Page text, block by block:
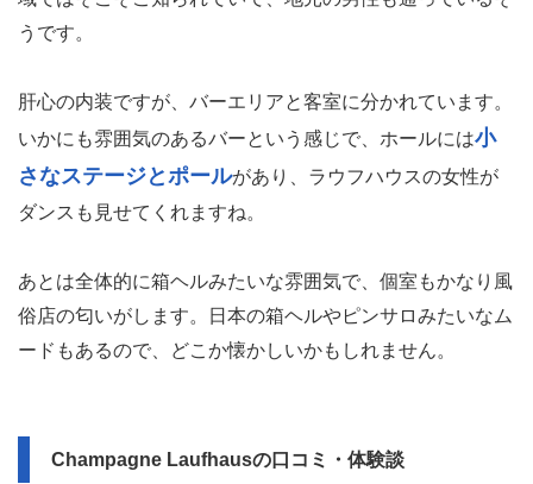
うです。
肝心の内装ですが、バーエリアと客室に分かれています。
いかにも雰囲気のあるバーという感じで、ホールには小
さなステージとポールがあり、ラウフハウスの女性が
ダンスも見せてくれますね。
あとは全体的に箱ヘルみたいな雰囲気で、個室もかなり風
俗店の匂いがします。日本の箱ヘルやピンサロみたいなム
ードもあるので、どこか懐かしいかもしれません。
Champagne Laufhausの口コミ・体験談